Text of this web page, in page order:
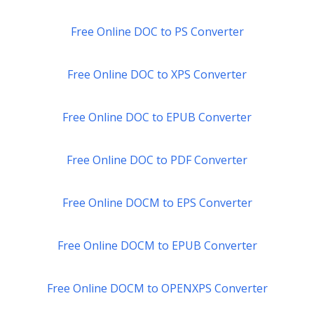
Free Online DOC to PS Converter
Free Online DOC to XPS Converter
Free Online DOC to EPUB Converter
Free Online DOC to PDF Converter
Free Online DOCM to EPS Converter
Free Online DOCM to EPUB Converter
Free Online DOCM to OPENXPS Converter